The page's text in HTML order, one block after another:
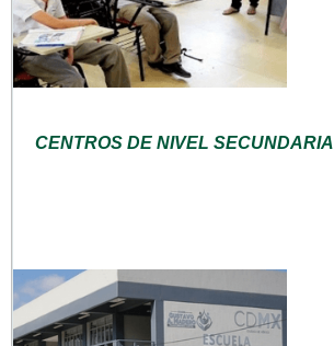
CENTROS DE NIVEL SECUNDARIA